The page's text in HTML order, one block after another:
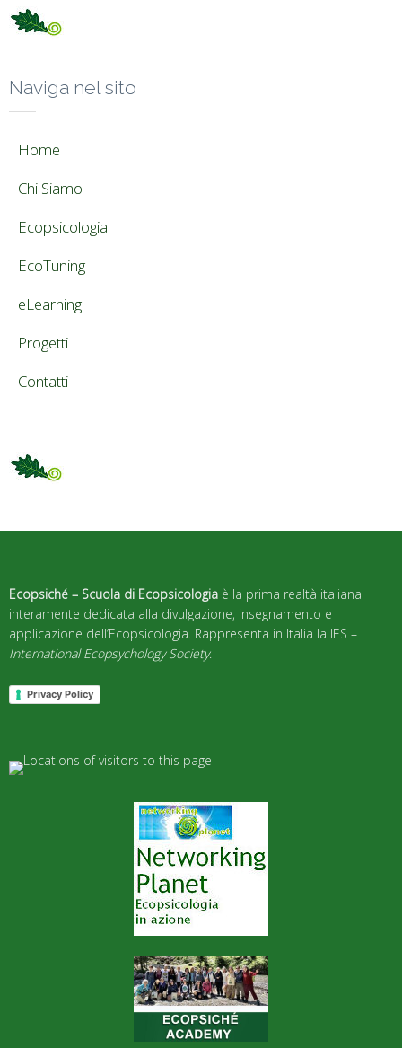
Naviga nel sito
Home
Chi Siamo
Ecopsicologia
EcoTuning
eLearning
Progetti
Contatti
Ecopsiché – Scuola di Ecopsicologia è la prima realtà italiana
interamente dedicata alla divulgazione, insegnamento e
applicazione dell’Ecopsicologia. Rappresenta in Italia la IES –
International Ecopsychology Society.
Privacy Policy